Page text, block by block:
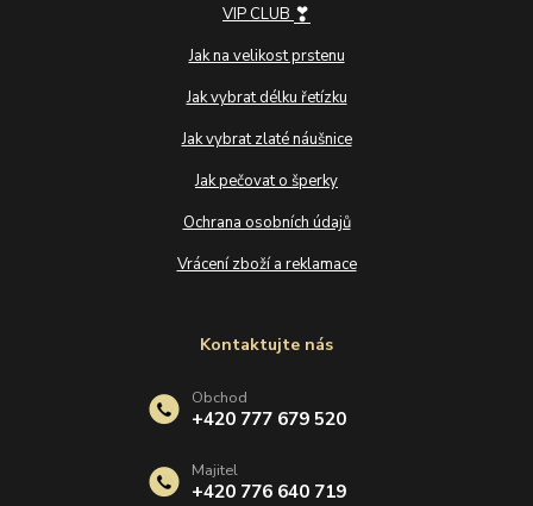
VIP CLUB ❣
Jak na velikost prstenu
Jak vybrat délku řetízku
Jak vybrat zlaté náušnice
Jak pečovat o šperky
Ochrana osobních údajů
Vrácení zboží a reklamace
Kontaktujte nás
Obchod
+420 777 679 520
Majitel
+420 776 640 719